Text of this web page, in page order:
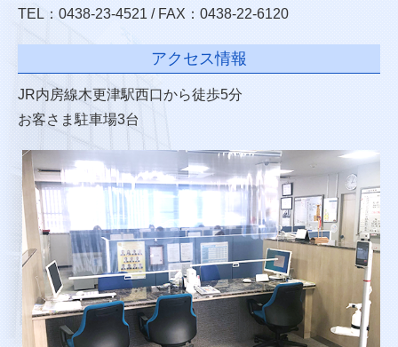
TEL：0438-23-4521 / FAX：0438-22-6120
アクセス情報
JR内房線木更津駅西口から徒歩5分
お客さま駐車場3台